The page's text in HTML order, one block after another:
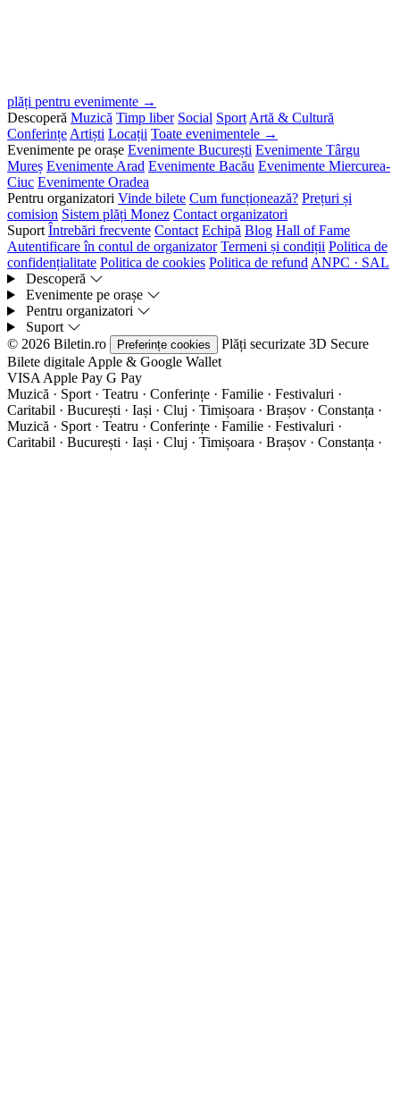
plăți pentru evenimente →
Descoperă Muzică Timp liber Social Sport Artă & Cultură
Conferințe Artiști Locații Toate evenimentele →
Evenimente pe orașe Evenimente București Evenimente Târgu
Mureș Evenimente Arad Evenimente Bacău Evenimente Miercurea-
Ciuc Evenimente Oradea
Pentru organizatori Vinde bilete Cum funcționează? Prețuri și
comision Sistem plăți Monez Contact organizatori
Suport Întrebări frecvente Contact Echipă Blog Hall of Fame
Autentificare în contul de organizator Termeni și condiții Politica de
confidențialitate Politica de cookies Politica de refund ANPC · SAL
Descoperă
Evenimente pe orașe
Pentru organizatori
Suport
© 2026 Biletin.ro
Preferințe cookies Plăți securizate 3D Secure
Bilete digitale Apple & Google Wallet
VISA Apple Pay G Pay
Muzică · Sport · Teatru · Conferințe · Familie · Festivaluri ·
Caritabil · București · Iași · Cluj · Timișoara · Brașov · Constanța ·
Muzică · Sport · Teatru · Conferințe · Familie · Festivaluri ·
Caritabil · București · Iași · Cluj · Timișoara · Brașov · Constanța ·